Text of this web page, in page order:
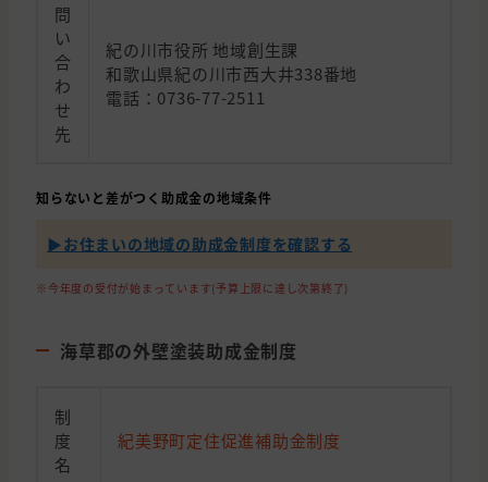
問
い
合
わ
せ
先
紀の川市役所 地域創生課
和歌山県紀の川市西大井338番地
電話：0736-77-2511
知らないと差がつく助成金の地域条件
▶︎お住まいの地域の助成金制度を確認する
※今年度の受付が始まっています(予算上限に達し次第終了)
海草郡の外壁塗装助成金制度
制
度
名
紀美野町定住促進補助金制度